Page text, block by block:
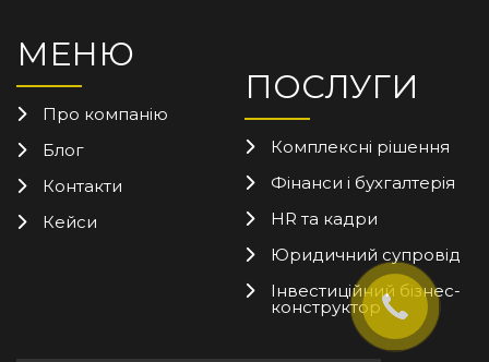
МЕНЮ
Про компанію
Блог
Контакти
Кейси
ПОСЛУГИ
Комплексні рішення
Фінанси і бухгалтерія
HR та кадри
Юридичний супровід
Інвестиційний бізнес-
конструктор